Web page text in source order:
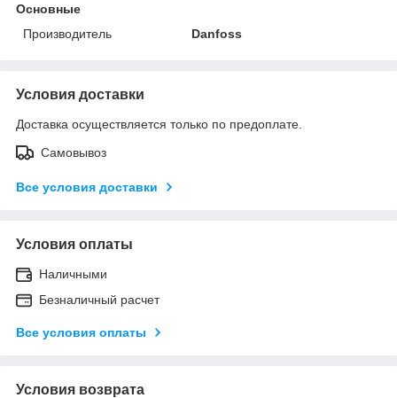
Основные
Производитель
Danfoss
Условия доставки
Доставка осуществляется только по предоплате.
Самовывоз
Все условия доставки
Условия оплаты
Наличными
Безналичный расчет
Все условия оплаты
Условия возврата